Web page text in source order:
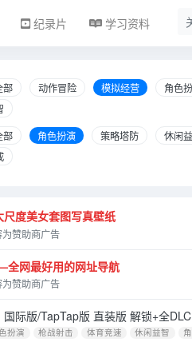
纪录片 学习资料
部 动作冒险 模拟经营 角色
部
角色扮演 策略塔防 休闲
度美女套图写真壁纸
赞助商广告
网最好用的网址导航
赞助商广告
际版/TapTap版 直装版 解锁+全
扮演
枪战射击 体育竞速 休闲益智